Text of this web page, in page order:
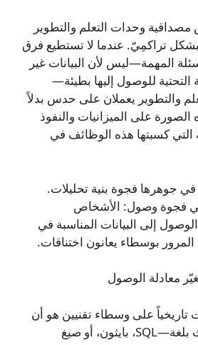
مصداقية وحدات التعلم والتطوير
تراكمِيّ. عندما لا تستطيع فرق
المهمة—ليس لأن البيانات غير
التحتية للوصول إليها بطيئة—
والتطوير يعملان على حدس بدلاً
على الميزانيات والنفوذ
التي كسبتها هذه الوظائف في
جوهرها فجوة بنية تحليلات.
هي فجوة وصول: الأشخاص
إلى البيانات المناسبة في
بوسطاء يعانون اختناقات.
معادلة الوصول
تاريخياً على وسطاء تقنيين هو أن
أنظمة البيانات تتحدث بلغة—SQL، بايثون، أو صيغ